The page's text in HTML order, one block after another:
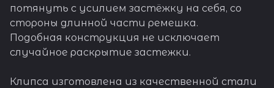
потянуть с усилием застёжку на себя, со
стороны длинной части ремешка.
Подобная конструкция не исключает
случайное раскрытие застежки.
Клипса изготовлена из качественной стали